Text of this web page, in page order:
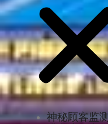
神秘顾客监测